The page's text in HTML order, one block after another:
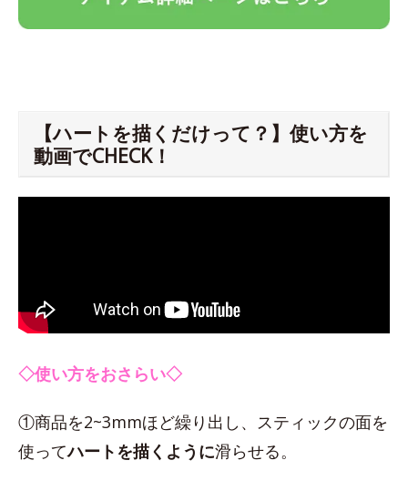
【ハートを描くだけって？】使い方を
動画でCHECK！
◇使い方をおさらい◇
①商品を2~3mmほど繰り出し、スティックの面を
使ってハートを描くように滑らせる。